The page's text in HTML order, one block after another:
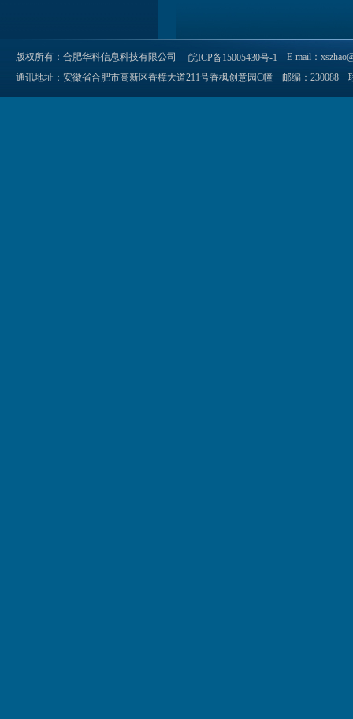
版权所有：合肥华科信息科技有限公司 皖ICP备15005430号-1
E-mail：
通讯地址：安徽省合肥市高新区香樟大道211号香枫创意园C幢 邮编：230088